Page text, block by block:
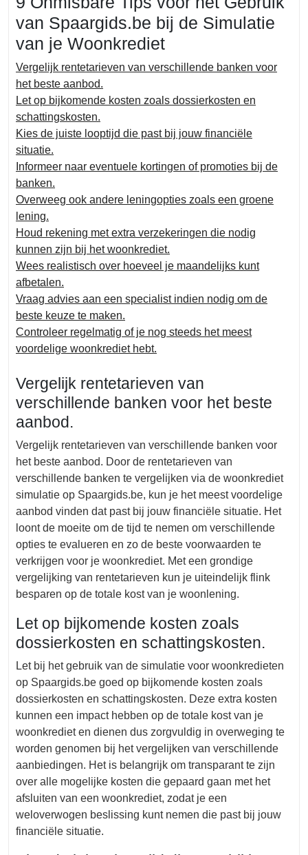
van Spaargids.be bij de Simulatie
van je Woonkrediet
Vergelijk rentetarieven van verschillende banken voor
het beste aanbod.
Let op bijkomende kosten zoals dossierkosten en
schattingskosten.
Kies de juiste looptijd die past bij jouw financiële
situatie.
Informeer naar eventuele kortingen of promoties bij de
banken.
Overweeg ook andere leningopties zoals een groene
lening.
Houd rekening met extra verzekeringen die nodig
kunnen zijn bij het woonkrediet.
Wees realistisch over hoeveel je maandelijks kunt
afbetalen.
Vraag advies aan een specialist indien nodig om de
beste keuze te maken.
Controleer regelmatig of je nog steeds het meest
voordelige woonkrediet hebt.
Vergelijk rentetarieven van
verschillende banken voor het beste
aanbod.
Vergelijk rentetarieven van verschillende banken voor
het beste aanbod. Door de rentetarieven van
verschillende banken te vergelijken via de woonkrediet
simulatie op Spaargids.be, kun je het meest voordelige
aanbod vinden dat past bij jouw financiële situatie. Het
loont de moeite om de tijd te nemen om verschillende
opties te evalueren en zo de beste voorwaarden te
verkrijgen voor je woonkrediet. Met een grondige
vergelijking van rentetarieven kun je uiteindelijk flink
besparen op de totale kost van je woonlening.
Let op bijkomende kosten zoals
dossierkosten en schattingskosten.
Let bij het gebruik van de simulatie voor woonkredieten
op Spaargids.be goed op bijkomende kosten zoals
dossierkosten en schattingskosten. Deze extra kosten
kunnen een impact hebben op de totale kost van je
woonkrediet en dienen dus zorgvuldig in overweging te
worden genomen bij het vergelijken van verschillende
aanbiedingen. Het is belangrijk om transparant te zijn
over alle mogelijke kosten die gepaard gaan met het
afsluiten van een woonkrediet, zodat je een
weloverwogen beslissing kunt nemen die past bij jouw
financiële situatie.